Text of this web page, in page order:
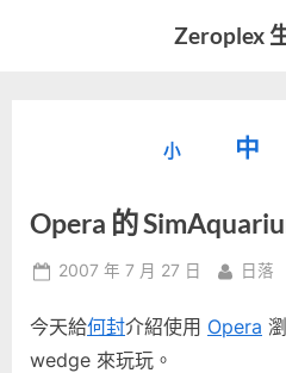
Zeroplex
發
活
事
小
型
小。
中
Opera 的
Posted
2007 年 7 月 27 日 By
日落
今天給何封介紹使用 Opera
wedge 來玩玩。